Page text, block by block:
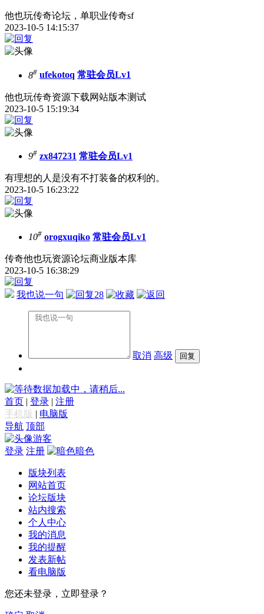
他也玩传奇论坛，单职业传奇sf
2023-10-5 14:15:37
8# ufekotoq 常驻会员Lv1
他也玩传奇资源下载网站版本测试
2023-10-5 15:19:34
9# zx847231 常驻会员Lv1
有理想的人是没有不打装备的权利的。
2023-10-5 16:23:22
10# orogxuqiko 常驻会员Lv1
传奇他也玩资源论坛商业版本库
2023-10-5 16:38:29
我也说一句 28
取消 高级
数据加载中，请稍后...
首页 | 登录 | 注册
手机版 | 电脑版
导航 顶部
游客
登录 注册 暗色
版块列表
网站首页
论坛版块
站内搜索
个人中心
我的消息
我的提醒
发表新帖
看电脑版
您还未登录，立即登录？